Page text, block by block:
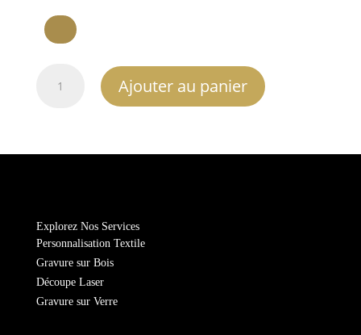
Ajouter au panier
Explorez Nos Services
Personnalisation Textile
Gravure sur Bois
Découpe Laser
Gravure sur Verre